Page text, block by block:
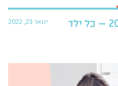
ינואר 23, 2022
הקרן לרכישת מיטות 2024 – כל ילד